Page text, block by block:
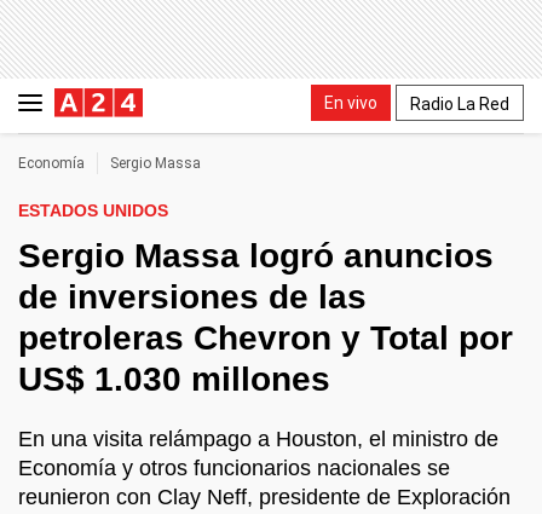
En vivo Radio La Red
Economía Sergio Massa
ESTADOS UNIDOS
Sergio Massa logró anuncios
de inversiones de las
petroleras Chevron y Total por
US$ 1.030 millones
En una visita relámpago a Houston, el ministro de
Economía y otros funcionarios nacionales se
reunieron con Clay Neff, presidente de Exploración